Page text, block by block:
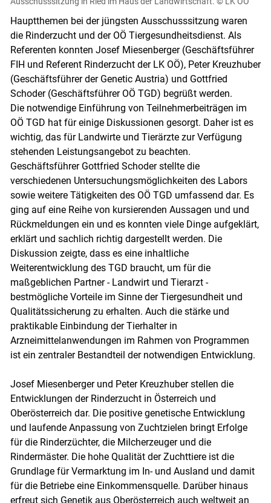
Skip to main content
Hauptthemen bei der jüngsten Ausschusssitzung waren
die Rinderzucht und der OÖ Tiergesundheitsdienst. Als
Referenten konnten Josef Miesenberger (Geschäftsführer
FIH und Referent Rinderzucht der LK OÖ), Peter Kreuzhuber
(Geschäftsführer der Genetic Austria) und Gottfried
Schoder (Geschäftsführer OÖ TGD) begrüßt werden.
Die notwendige Einführung von Teilnehmerbeiträgen im
OÖ TGD hat für einige Diskussionen gesorgt. Daher ist es
wichtig, das für Landwirte und Tierärzte zur Verfügung
stehenden Leistungsangebot zu beachten.
Geschäftsführer Gottfried Schoder stellte die
verschiedenen Untersuchungsmöglichkeiten des Labors
sowie weitere Tätigkeiten des OÖ TGD umfassend dar. Es
ging auf eine Reihe von kursierenden Aussagen und und
Rückmeldungen ein und es konnten viele Dinge aufgeklärt,
erklärt und sachlich richtig dargestellt werden. Die
Diskussion zeigte, dass es eine inhaltliche
Weiterentwicklung des TGD braucht, um für die
maßgeblichen Partner - Landwirt und Tierarzt -
bestmögliche Vorteile im Sinne der Tiergesundheit und
Qualitätssicherung zu erhalten. Auch die stärke und
praktikable Einbindung der Tierhalter in
Arzneimittelanwendungen im Rahmen von Programmen
ist ein zentraler Bestandteil der notwendigen Entwicklung.
Josef Miesenberger und Peter Kreuzhuber stellen die
Entwicklungen der Rinderzucht in Österreich und
Oberösterreich dar. Die positive genetische Entwicklung
und laufende Anpassung von Zuchtzielen bringt Erfolge
für die Rinderzüchter, die Milcherzeuger und die
Rindermäster. Die hohe Qualität der Zuchttiere ist die
Grundlage für Vermarktung im In- und Ausland und damit
für die Betriebe eine Einkommensquelle. Darüber hinaus
erfreut sich Genetik aus Oberösterreich auch weltweit an